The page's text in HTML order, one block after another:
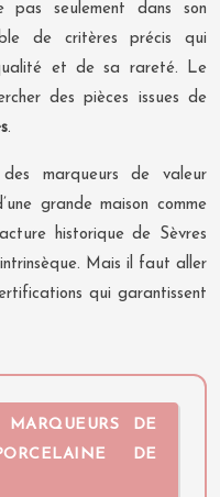
pas seulement dans son
de critères précis qui
et de sa rareté. Le
des pièces issues de
.
marqueurs de valeur
grande maison comme
historique de Sèvres
Mais il faut aller
qui garantissent
DE
DE